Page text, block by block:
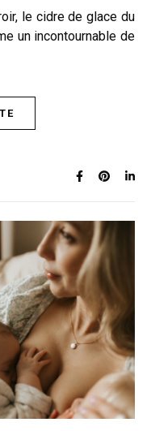
un incontournable de